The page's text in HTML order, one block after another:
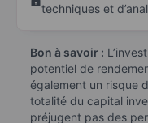
techniques et
Bon à savoir :
potentiel de
également un risque
totalité du capital
préjugent pas des